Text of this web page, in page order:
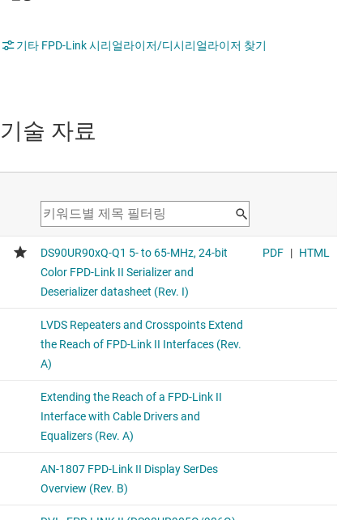
기타 FPD-Link 시리얼라이저/디시리얼라이저 찾기
기술 자료